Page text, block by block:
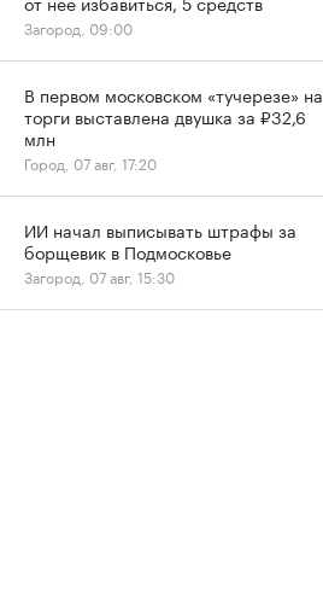
Загород, 09:00
В первом московском «тучерезе» на
торги выставлена двушка за ₽32,6
млн
Город, 07 авг, 17:20
ИИ начал выписывать штрафы за
борщевик в Подмосковье
Загород, 07 авг, 15:30